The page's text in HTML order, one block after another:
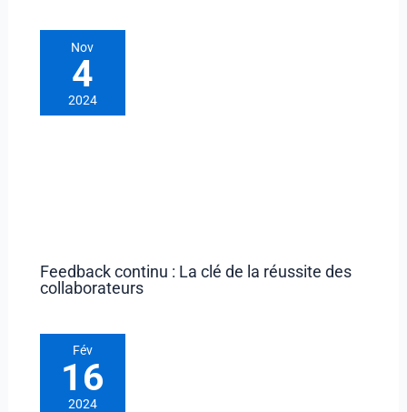
Nov
4
2024
Feedback continu : La clé de la réussite des
collaborateurs
Fév
16
2024